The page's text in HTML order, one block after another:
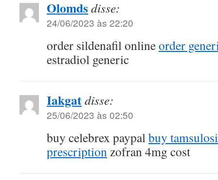
Olomdsdisse:
24/06/2023 às 22:20
order sildenafil onlineorder
estradiol generic
Iakgatdisse:
25/06/2023 às 02:50
buy celebrex paypalbuy
prescriptionzofran 4mg cost